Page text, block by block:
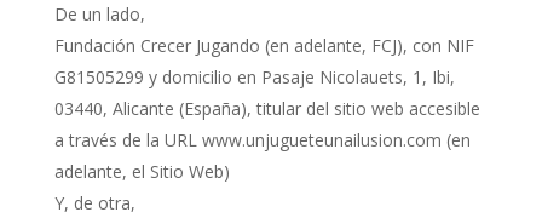
De un lado,
Fundación Crecer Jugando (en adelante, FCJ), con NIF
G81505299 y domicilio en Pasaje Nicolauets, 1, Ibi,
03440, Alicante (España), titular del sitio web accesible
a través de la URL www.unjugueteunailusion.com (en
adelante, el Sitio Web)
Y, de otra,